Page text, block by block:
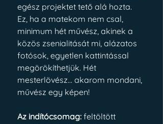
egész projektet tető alá hozta.
Ez, ha a matekom nem csal,
minimum hét művész, akinek a
közös zsenialitását mi, alázatos
fotósok, egyetlen kattintással
megörökíthetjük. Hét
mesterlövész... akarom mondani,
művész egy képen!
Az indítócsomag: feltöltött